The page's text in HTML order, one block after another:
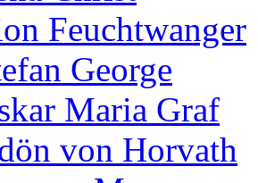
Feuchtwanger
George
Maria Graf
von Horvath